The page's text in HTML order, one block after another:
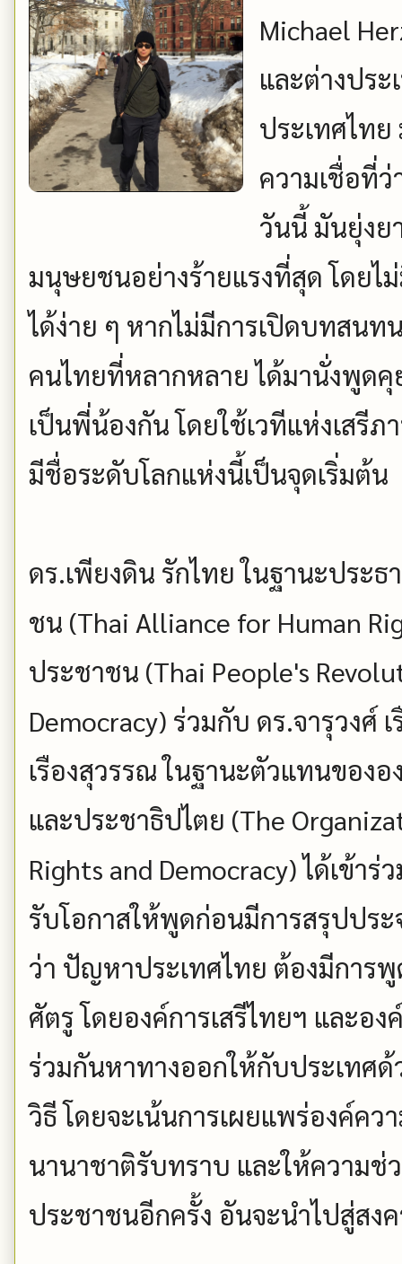
Michael
และต่างปร
ประเทศไท
ความเชื่อที่
วันนี้ มันยุ่งย
มนุษยชนอย่างร้ายแรงที่สุด โดยไ
ได้ง่าย ๆ หากไม่มีการเปิดบทสน
คนไทยที่หลากหลาย ได้มานั่งพูดคุ
เป็นพี่น้องกัน โดยใช้เวทีแห่งเสรี
มีชื่อระดับโลกแห่งนี้เป็นจุดเริ่มต้น
ดร.เพียงดิน รักไทย ในฐานะประ
ชน (Thai Alliance for Human
ประชาชน (Thai People's
Democracy) ร่วมกับ ดร.จารุวงศ์
เรืองสุวรรณ ในฐานะตัวแทนของ
และประชาธิปไตย (The
Rights and Democracy) ได้เข้า
รับโอกาสให้พูดก่อนมีการสรุปปร
ว่า ปัญหาประเทศไทย ต้องมีการ
ศัตรู โดยองค์การเสรีไทยฯ และอ
ร่วมกันหาทางออกให้กับประเทศ
วิธี โดยจะเน้นการเผยแพร่องค์คว
นานาชาติรับทราบ และให้ความช่
ประชาชนอีกครั้ง อันจะนำไปสู่สง